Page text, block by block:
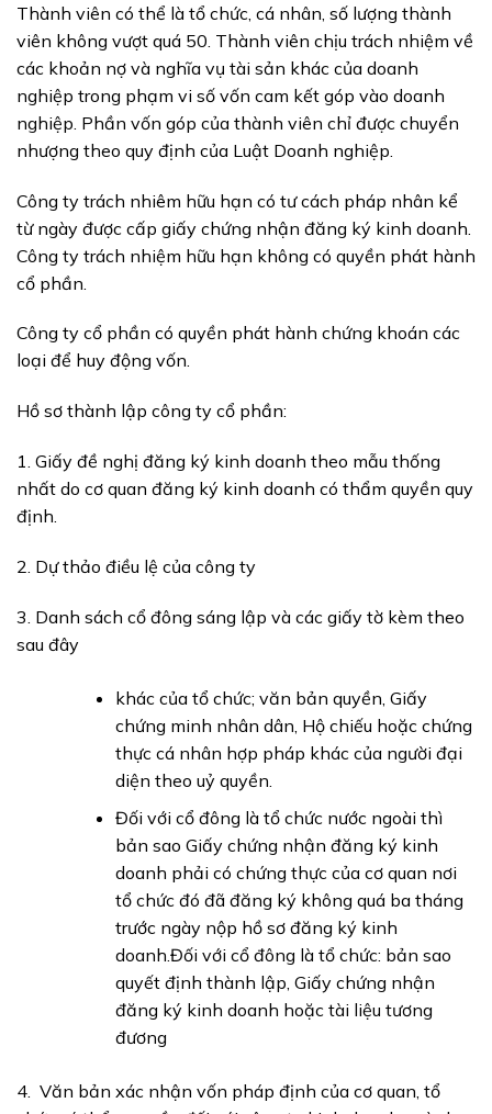
Thành viên có thể là tổ chức, cá nhân, số lượng thành
viên không vượt quá 50. Thành viên chịu trách nhiệm về
các khoản nợ và nghĩa vụ tài sản khác của doanh
nghiệp trong phạm vi số vốn cam kết góp vào doanh
nghiệp. Phần vốn góp của thành viên chỉ được chuyển
nhượng theo quy định của Luật Doanh nghiệp.
Công ty trách nhiêm hữu hạn có tư cách pháp nhân kể
từ ngày được cấp giấy chứng nhận đăng ký kinh doanh.
Công ty trách nhiệm hữu hạn không có quyền phát hành
cổ phần.
Công ty cổ phần có quyền phát hành chứng khoán các
loại để huy động vốn.
Hồ sơ thành lập công ty cổ phần:
1. Giấy đề nghị đăng ký kinh doanh theo mẫu thống
nhất do cơ quan đăng ký kinh doanh có thẩm quyền quy
định.
2. Dự thảo điều lệ của công ty
3. Danh sách cổ đông sáng lập và các giấy tờ kèm theo
sau đây
khác của tổ chức; văn bản quyền, Giấy
chứng minh nhân dân, Hộ chiếu hoặc chứng
thực cá nhân hợp pháp khác của người đại
diện theo uỷ quyền.
Đối với cổ đông là tổ chức nước ngoài thì
bản sao Giấy chứng nhận đăng ký kinh
doanh phải có chứng thực của cơ quan nơi
tổ chức đó đã đăng ký không quá ba tháng
trước ngày nộp hồ sơ đăng ký kinh
doanh.Đối với cổ đông là tổ chức: bản sao
quyết định thành lập, Giấy chứng nhận
đăng ký kinh doanh hoặc tài liệu tương
đương
4. Văn bản xác nhận vốn pháp định của cơ quan, tổ